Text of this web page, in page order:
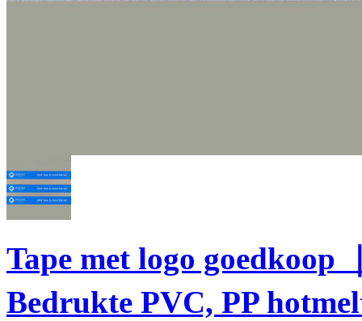
Tape met logo goedkoop
Bedrukte PVC, PP